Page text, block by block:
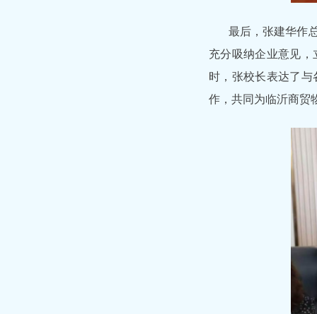
最后，张建华作
充分吸纳企业意见
时，张校长表达了
作，共同为临沂商贸